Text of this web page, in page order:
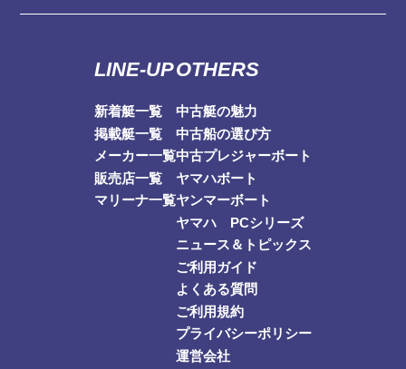
LINE-UP
新着艇一覧
掲載艇一覧
メーカー一覧
販売店一覧
マリーナ一覧
OTHERS
中古艇の魅力
中古船の選び方
中古プレジャーボート
ヤマハボート
ヤンマーボート
ヤマハ PCシリーズ
ニュース＆トピックス
ご利用ガイド
よくある質問
ご利用規約
プライバシーポリシー
運営会社